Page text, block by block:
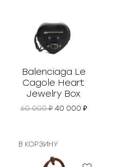
Balenciaga Le
Cagole Heart
Jewelry Box
60 000₽ П
о
н
а
40 000 ₽Т
В КОРЗИНУ